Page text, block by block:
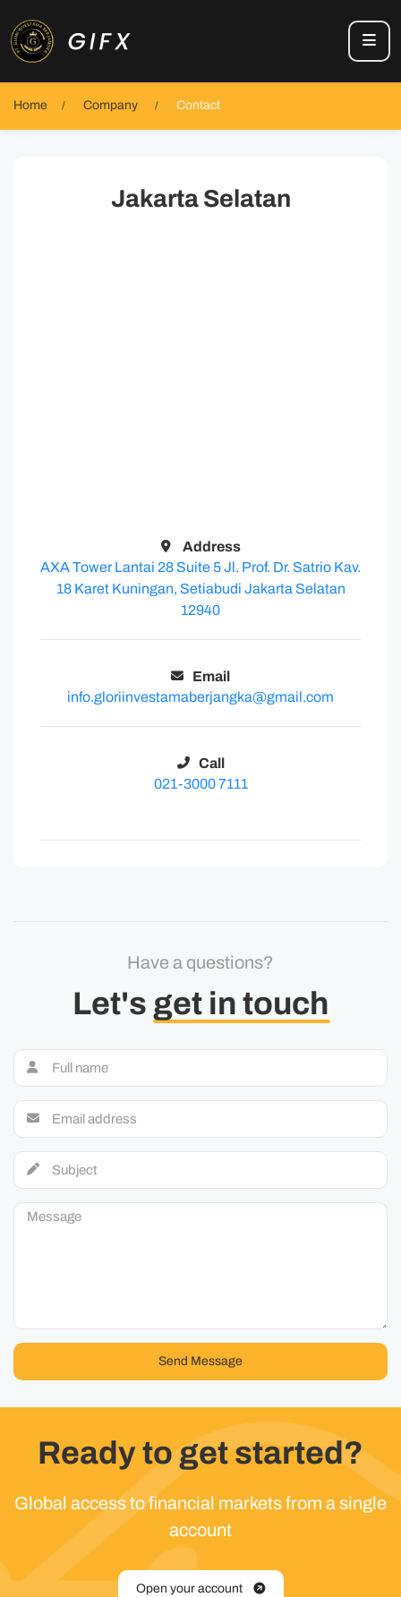
Home Company Contact
Jakarta Selatan
Address
AXA Tower Lantai 28 Suite 5 Jl. Prof. Dr. Satrio Kav.
18 Karet Kuningan, Setiabudi Jakarta Selatan
12940
Email
info.gloriinvestamaberjangka@gmail.com
Call
021-3000 7111
Have a questions?
Let's get in touch
Send Message
Ready to get started?
Global access to financial markets from a single
account
Open your account